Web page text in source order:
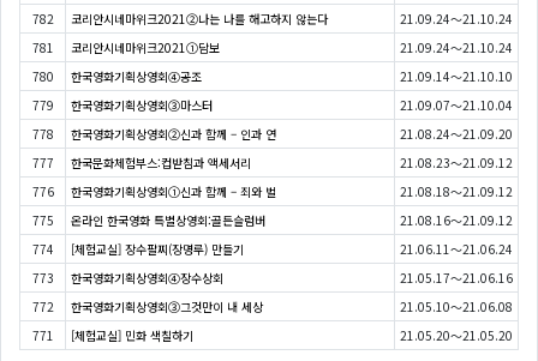
782
코리안시네마위크2021②나는 나를 해고하지 않는다
21.09.24～21.10.24
781
코리안시네마위크2021①담보
21.09.24～21.10.24
780
한국영화기획상영회④공조
21.09.14～21.10.10
779
한국영화기획상영회③마스터
21.09.07～21.10.04
778
한국영화기획상영회②신과 함께 – 인과 연
21.08.24～21.09.20
777
한국문화체험부스:컵받침과 액세서리
21.08.23～21.09.12
776
한국영화기획상영회①신과 함께 – 죄와 벌
21.08.18～21.09.12
775
온라인 한국영화 특별상영회:골든슬럼버
21.08.16～21.09.12
774
[체험교실] 장수팔찌(장명루) 만들기
21.06.11～21.06.24
773
한국영화기획상영회④장수상회
21.05.17～21.06.16
772
한국영화기획상영회③그것만이 내 세상
21.05.10～21.06.08
771
[체험교실] 민화 색칠하기 21.05.20～21.05.20